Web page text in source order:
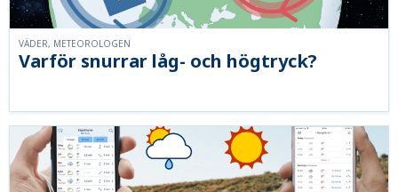
Varför snurrar låg- och högtryck?
VÄDER, METEOROLOGEN